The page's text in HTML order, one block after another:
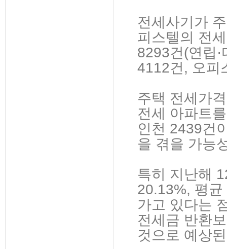
전세사기가
피스텔의 전
8293건(연립
4112건, 오피
주택 전세가
전세 아파트
인천 2439건
을 겪을 가능
특히 지난해
20.13%, 평
가고 있다는
전세금 반환
것으로 예상